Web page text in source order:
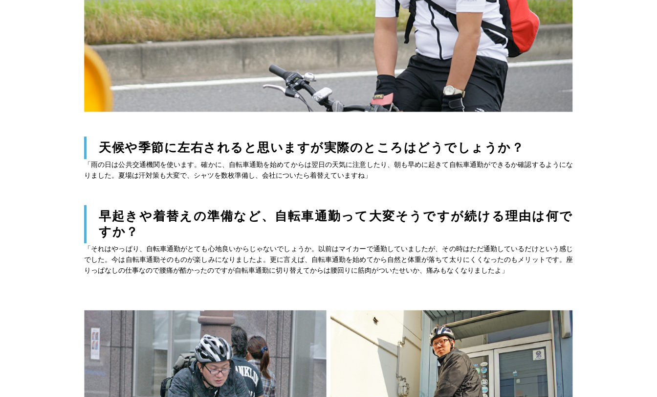
天候や季節に左右されると思いますが実際のところはどうでしょうか？
「雨の日は公共交通機関を使います。確かに、自転車通勤を始めてからは翌日の天気に注意したり、朝も早めに起きて自転車通勤ができるか確認するようにな
りました。夏場は汗対策も大変で、シャツを数枚準備し、会社についたら着替えていますね」
早起きや着替えの準備など、自転車通勤って大変そうですが続ける理由は何で
すか？
「それはやっぱり、自転車通勤がとても心地良いからじゃないでしょうか。以前はマイカーで通勤していましたが、その時はただ通勤しているだけという感じ
でした。今は自転車通勤そのものが楽しみになりましたよ。更に言えば、自転車通勤を始めてから自然と体重が落ちて太りにくくなったのもメリットです。座
りっぱなしの仕事なので腰痛が酷かったのですが自転車通勤に切り替えてからは腰回りに筋肉がついたせいか、痛みもなくなりましたよ」